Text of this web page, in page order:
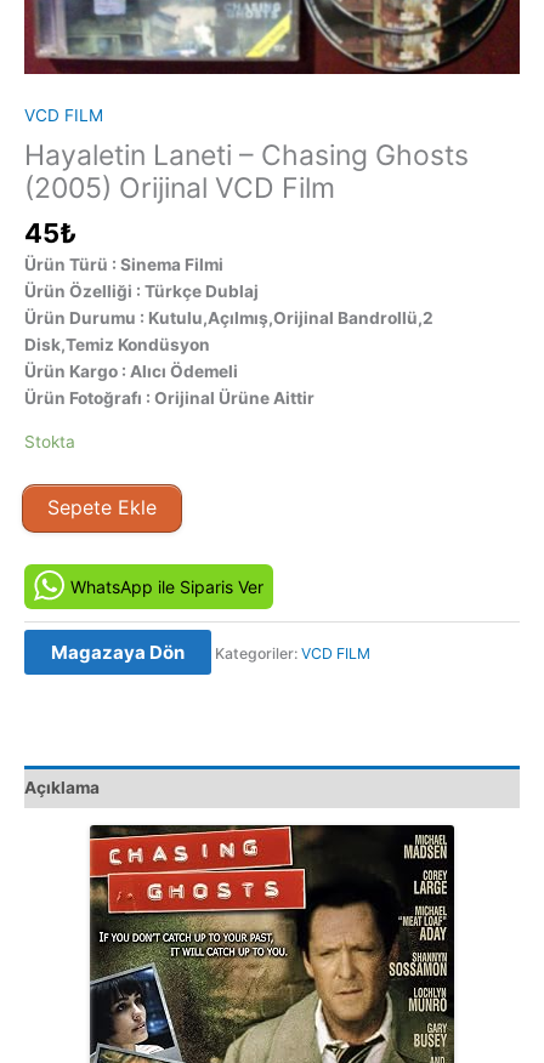
VCD FILM
Hayaletin Laneti – Chasing Ghosts
(2005) Orijinal VCD Film
45₺
Ürün Türü : Sinema Filmi
Ürün Özelliği : Türkçe Dublaj
Ürün Durumu : Kutulu,Açılmış,Orijinal Bandrollü,2
Disk,Temiz Kondüsyon
Ürün Kargo : Alıcı Ödemeli
Ürün Fotoğrafı : Orijinal Ürüne Aittir
Stokta
Hayaletin
Laneti
Chasing
Ghosts
(2005)
Orijinal
Sepete Ekle
WhatsApp ile Siparis Ver
Magazaya Dön Kategoriler: VCD FILM
Açıklama